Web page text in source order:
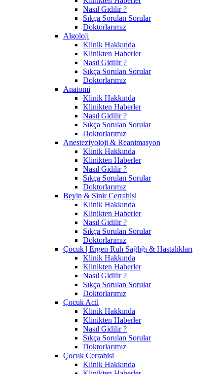
Nasıl Gidilir ?
Sıkça Sorulan Sorular
Doktorlarımız
Algoloji
Klinik Hakkında
Klinikten Haberler
Nasıl Gidilir ?
Sıkça Sorulan Sorular
Doktorlarımız
Anatomi
Klinik Hakkında
Klinikten Haberler
Nasıl Gidilir ?
Sıkça Sorulan Sorular
Doktorlarımız
Anesteziyoloji & Reanimasyon
Klinik Hakkında
Klinikten Haberler
Nasıl Gidilir ?
Sıkça Sorulan Sorular
Doktorlarımız
Beyin & Sinir Cerrahisi
Klinik Hakkında
Klinikten Haberler
Nasıl Gidilir ?
Sıkça Sorulan Sorular
Doktorlarımız
Çocuk | Ergen Ruh Sağlığı & Hastalıkları
Klinik Hakkında
Klinikten Haberler
Nasıl Gidilir ?
Sıkça Sorulan Sorular
Doktorlarımız
Çocuk Acil
Klinik Hakkında
Klinikten Haberler
Nasıl Gidilir ?
Sıkça Sorulan Sorular
Doktorlarımız
Çocuk Cerrahisi
Klinik Hakkında